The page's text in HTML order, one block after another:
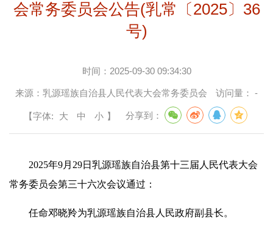
会常务委员会公告(乳常〔2025〕36
号)
时间： 2025-09-30 09:34:30
来源： 乳源瑶族自治县人民代表大会常务委员会 访问量： -
【字体: 大 中 小 】 分享到：
2025年9月29日乳源瑶族自治县第十三届人民代表大会
常务委员会第三十六次会议通过：
任命邓晓羚为乳源瑶族自治县人民政府副县长。